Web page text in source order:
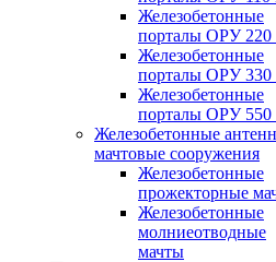
Железобетонные
порталы ОРУ
Железобетонные
порталы ОРУ
Железобетонные
порталы ОРУ
Железобетонные
мачтовые сооружения
Железобетонные
прожекторные
Железобетонные
молниеотводные
мачты